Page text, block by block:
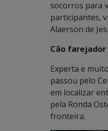
socorros para
participantes,
Alaerson de
Cão farejador
Experta e
passou pelo
em localizar
pela Ronda
fronteira.